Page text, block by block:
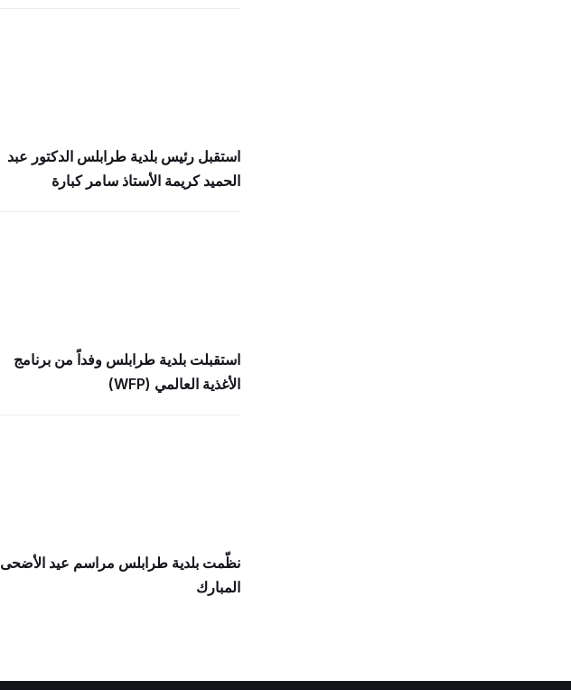
استقبل رئيس بلدية طرابلس الدكتور عبد
الحميد كريمة الأستاذ سامر كبارة
استقبلت بلدية طرابلس وفداً من برنامج
الأغذية العالمي (WFP)
نظّمت بلدية طرابلس مراسم عيد الأضحى
المبارك